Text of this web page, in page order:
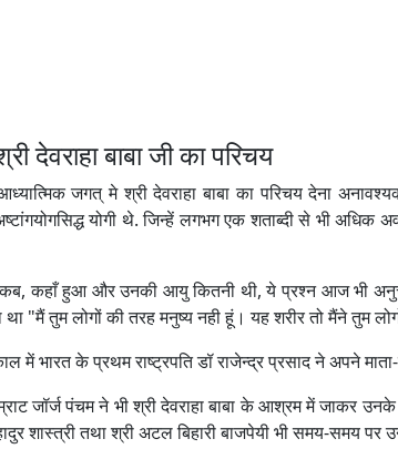
देवराहा बाबा जी का परिचय
जगत् मे श्री देवराहा बाबा का परिचय देना
योगी थे. जिन्हें लगभग एक शताब्दी से भी
कहाँ हुआ और उनकी आयु कितनी थी, ये प्रश्न आज भी
था "मैं तुम लोगों की तरह मनुष्य नही हूं। यह शरीर तो मैंने तुम
में भारत के प्रथम राष्ट्रपति डॉ राजेन्द्र प्रसाद ने अपने
जॉर्ज पंचम ने भी श्री देवराहा बाबा के आश्रम में जाकर उनके
शास्त्री तथा श्री अटल बिहारी बाजपेयी भी समय-समय